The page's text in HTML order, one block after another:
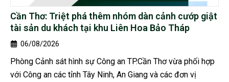
Cần Thơ: Triệt phá thêm nhóm dàn cảnh cướp giật
tài sản du khách tại khu Liên Hoa Bảo Tháp
06/08/2026
Phòng Cảnh sát hình sự Công an TP.Cần Thơ vừa phối hợp
với Công an các tỉnh Tây Ninh, An Giang và các đơn vị